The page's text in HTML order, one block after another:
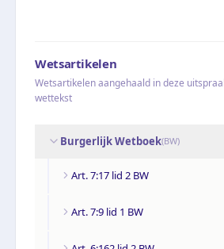
Wetsartikelen
Wetsartikelen aangehaald in deze
wettekst
Burgerlijk Wetboek(BW)
Art. 7:17 lid 2 BW
Art. 7:9 lid 1 BW